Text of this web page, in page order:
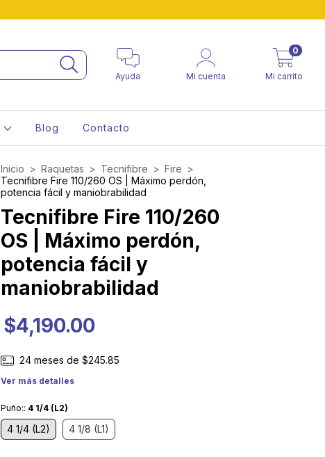
Ayuda Mi cuenta Mi carrito
0
Blog Contacto
Inicio > Raquetas > Tecnifibre > Fire >
Tecnifibre Fire 110/260 OS | Máximo perdón,
potencia fácil y maniobrabilidad
Tecnifibre Fire 110/260
OS | Máximo perdón,
potencia fácil y
maniobrabilidad
$4,190.00
24 meses de $245.85
Ver más detalles
Puño:: 4 1/4 (L2)
4 1/4 (L2) 4 1/8 (L1)